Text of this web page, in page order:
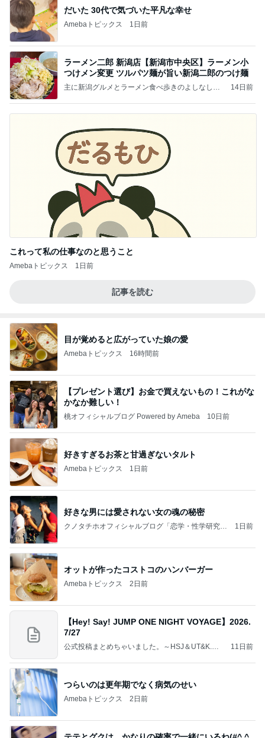
だいた 30代で気づいた平凡な幸せ
Amebaトピックス 1日前
ラーメン二郎 新潟店【新潟市中央区】ラーメン小
つけメン変更 ツルパツ麺が旨い新潟二郎のつけ麺
主に新潟グルメとラーメン食べ歩きのよしなしご
14日前
これって私の仕事なのと思うこと
Amebaトピックス 1日前
記事を読む
目が覚めると広がっていた娘の愛
Amebaトピックス 16時間前
【プレゼント選び】お金で買えないもの！これがな
かなか難しい！
桃オフィシャルブログ Powered by Ameba 10日前
好きすぎるお茶と甘過ぎないタルト
Amebaトピックス 1日前
好きな男には愛されない女の魂の秘密
クノタチホオフィシャルブログ「恋学・性学研究
1日前
オットが作ったコストコのハンバーガー
Amebaトピックス 2日前
【Hey! Say! JUMP ONE NIGHT VOYAGE】2026.
7/27
公式投稿まとめちゃいました。～HSJ＆UT&K.O.
11日前
つらいのは更年期でなく病気のせい
Amebaトピックス 2日前